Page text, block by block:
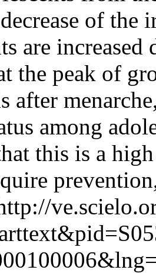
of the
are increased
the peak of
after
among
this is a